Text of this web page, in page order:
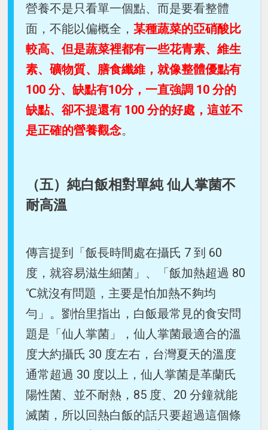
營養不是只看單一個點、而是要看整體
面，不能以偏概全，某種蔬菜的亞硝酸比
較高、但是蔬菜裡都有一些花青素、維生
素、礦物質、膳食纖維，就像整體優點有
100 分、缺點有10分，一直強調 10 分的
缺點、卻不提還有 100 分的好處，這並不
是正確的營養觀念。
（五）純白飯相對單純 仙人掌菌不
耐高溫
傳言提到「飯長時間處在攝氏 7 到 60
度，就容易滋生細菌」、「飯加熱超過 80
℃就沒有問題，主要是怕加熱不夠均
勻」。劉怡里指出，白飯最常見的食安問
題是「仙人掌菌」，仙人掌菌最適合的溫
度大約攝氏 30 度左右，台灣夏天的溫度
通常超過 30 度以上，仙人掌菌是革蘭氏
陽性菌、並不耐熱，85 度、20 分鐘就能
滅菌，所以回熱白飯的話只要超過這個條